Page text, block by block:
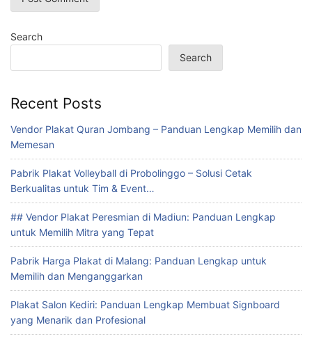
Search
Search
Recent Posts
Vendor Plakat Quran Jombang – Panduan Lengkap Memilih dan
Memesan
Pabrik Plakat Volleyball di Probolinggo – Solusi Cetak
Berkualitas untuk Tim & Event…
## Vendor Plakat Peresmian di Madiun: Panduan Lengkap
untuk Memilih Mitra yang Tepat
Pabrik Harga Plakat di Malang: Panduan Lengkap untuk
Memilih dan Menganggarkan
Plakat Salon Kediri: Panduan Lengkap Membuat Signboard
yang Menarik dan Profesional